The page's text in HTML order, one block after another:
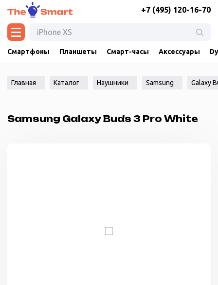
+7 (495) 120-16-70
Смартфоны Планшеты Смарт-часы Аксессуары
Главная Каталог Наушники Samsung Galaxy
Samsung Galaxy Buds 3 Pro White